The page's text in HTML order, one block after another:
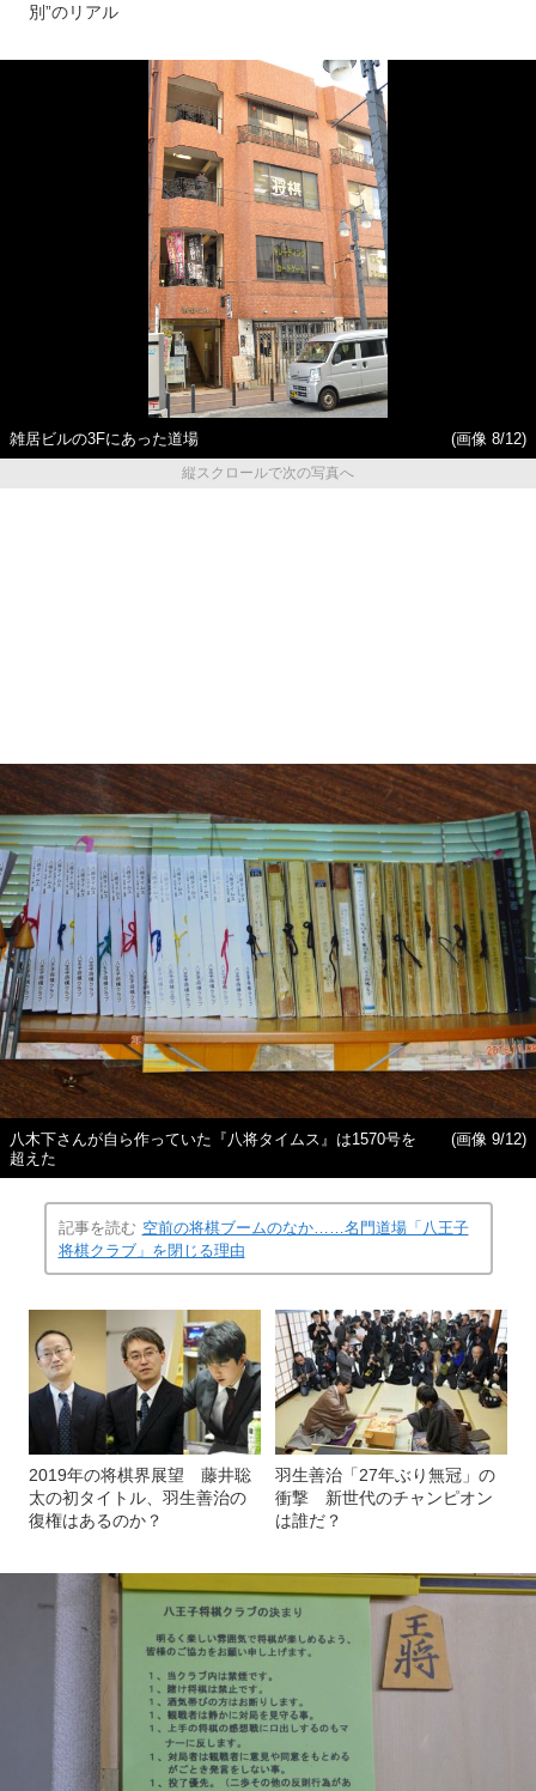
別”のリアル
雑居ビルの3Fにあった道場
(画像 8/12)
縦スクロールで次の写真へ
八木下さんが自ら作っていた『八将タイムス』は1570号を
超えた
(画像 9/12)
記事を読む 空前の将棋ブームのなか……名門道場「八王子
将棋クラブ」を閉じる理由
2019年の将棋界展望 藤井聡
太の初タイトル、羽生善治の
復権はあるのか？
羽生善治「27年ぶり無冠」の
衝撃 新世代のチャンピオン
は誰だ？